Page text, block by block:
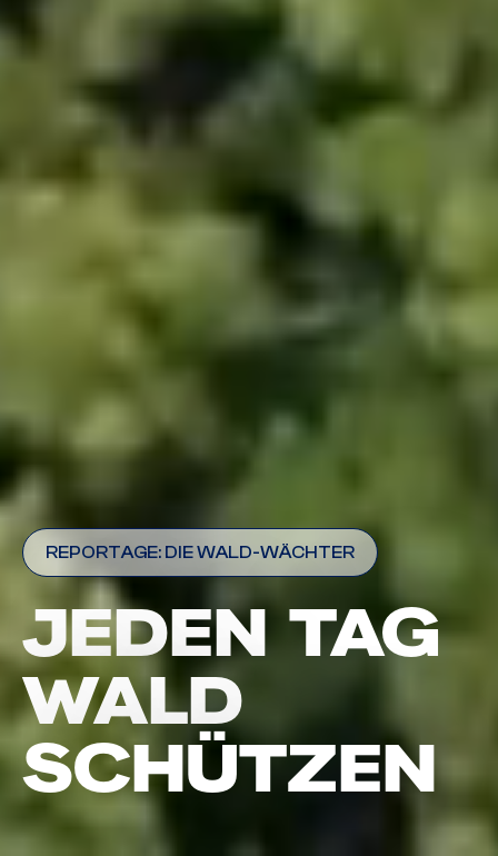
REPORTAGE: DIE WALD-WÄCHTER
JEDEN TAG
WALD
SCHÜTZEN